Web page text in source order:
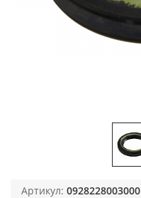
Артикул: 0928228003000